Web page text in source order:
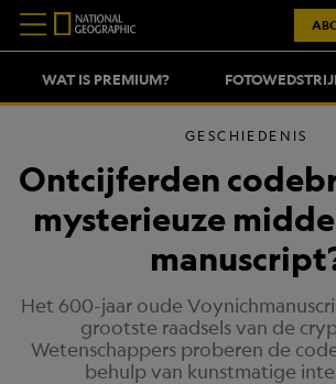
WAT IS PREMIUM?
GESCHIEDENIS
Ontcijferden
mysterieuze
Het 600-jaar oude
grootste raadsels van de
Wetenschappers proberen de
behulp van kunstmatige